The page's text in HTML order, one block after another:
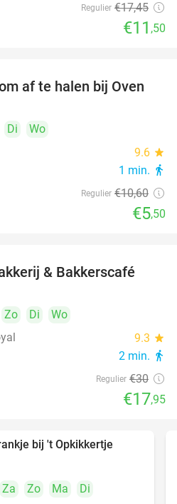
Regulier €17,45
€11 ,50
48%
af te halen bij Oven
Di
Wo
9.6 star
1 min. directions_walk
Regulier €10,60
€5,50
40%
& Bakkerscafé
Zo Di
Wo
9.3 star
2 min. directions_walk
Regulier €30
€17,95
bij 't Opkikkertje
Za Zo Ma
Di